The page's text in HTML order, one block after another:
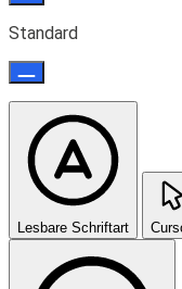
Standard
Lesbare Schriftart